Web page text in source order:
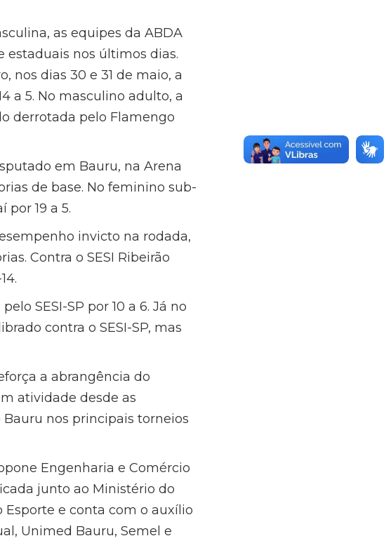
as equipes da ABDA
nos últimos dias.
nos dias 30 e 31 de maio, a
a 5. No masculino adulto, a
derrotada pelo Flamengo
em Bauru, na Arena
de base. No feminino sub-
por 19 a 5.
invicto na rodada,
Contra o SESI Ribeirão
SESI-SP por 10 a 6. Já no
contra o SESI-SP, mas
a abrangência do
atividade desde as
nos principais torneios
Engenharia e Comércio
junto ao Ministério do
Esporte e conta com o auxílio
Unimed Bauru, Semel e